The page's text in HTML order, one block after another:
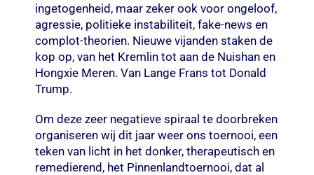
ingetogenheid, maar zeker ook voor ongeloof,
agressie, politieke instabiliteit, fake-news en
complot-theorien. Nieuwe vijanden staken de
kop op, van het Kremlin tot aan de Nuishan en
Hongxie Meren. Van Lange Frans tot Donald
Trump.
Om deze zeer negatieve spiraal te doorbreken
organiseren wij dit jaar weer ons toernooi, een
teken van licht in het donker, therapeutisch en
remedierend, het Pinnenlandtoernooi, dat al